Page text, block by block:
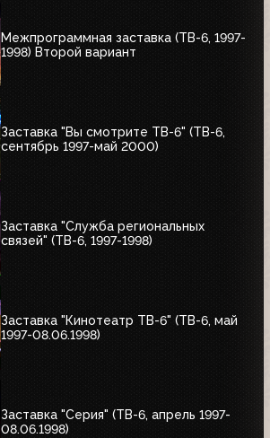
Межпрограммная заставка (ТВ-6, 1997-
1998) Второй вариант
Заставка "Вы смотрите ТВ-6" (ТВ-6,
сентябрь 1997-май 2000)
Заставка "Служба региональных
связей" (ТВ-6, 1997-1998)
Заставка "Кинотеатр ТВ-6" (ТВ-6, май
1997-08.06.1998)
Заставка "Серия" (ТВ-6, апрель 1997-
08.06.1998)